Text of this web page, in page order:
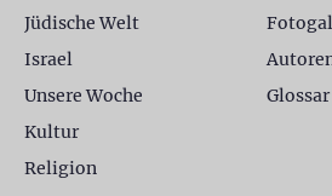
Jüdische Welt
Israel
Unsere Woche
Kultur
Religion
Glossar